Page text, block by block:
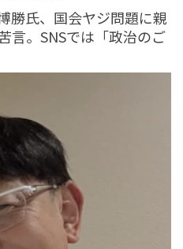
よ」宇垣美里が断じた突然の告白は
ばいいだけ」「いつも判断を間違えま
声相次ぐ。国民民主・玉木雄一郎代
議で...
LEADERS
勝氏、国会ヤジ問題に親
言。SNSでは「政治のご